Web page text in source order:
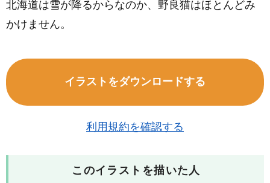
北海道は雪が降るからなのか、野良猫はほとんどみ
かけません。
イラストをダウンロードする
利用規約を確認する
このイラストを描いた人